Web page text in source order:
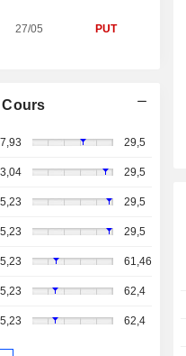
EDENRED
27/05 PUT
Cours
29,5
29,5
29,5
29,5
61,46
62,4
62,4